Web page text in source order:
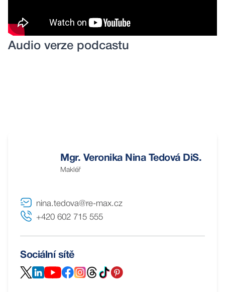
Audio verze podcastu
Mgr. Veronika Nina Tedová DiS.
Makléř
nina.tedova@re-max.cz
+420 602 715 555
Sociální sítě